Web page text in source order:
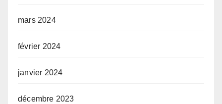
mars 2024
février 2024
janvier 2024
décembre 2023